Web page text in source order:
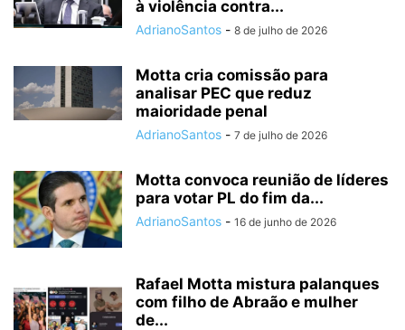
à violência contra...
AdrianoSantos - 8 de julho de 2026
Motta cria comissão para
analisar PEC que reduz
maioridade penal
AdrianoSantos - 7 de julho de 2026
Motta convoca reunião de líderes
para votar PL do fim da...
AdrianoSantos - 16 de junho de 2026
Rafael Motta mistura palanques
com filho de Abraão e mulher
de...